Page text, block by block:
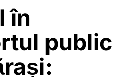
în
public